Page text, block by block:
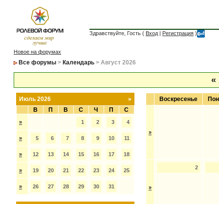
Здравствуйте, Гость ( Вход | Регистрация )
Новое на форумах
Все форумы > Календарь > Август 2026
«
»
Июль 2026
В
П В С Ч П С
» 1 2 3 4
» 5 6 7 8 9 10 11
» 12 13 14 15 16 17 18
» 19 20 21 22 23 24 25
» 26 27 28 29 30 31
Воскресенье
»
»
2